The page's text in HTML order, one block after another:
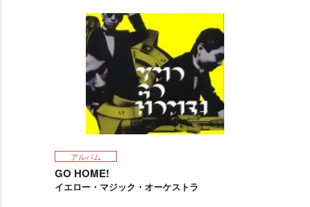
アルバム
GO HOME!
イエロー・マジック・オーケストラ